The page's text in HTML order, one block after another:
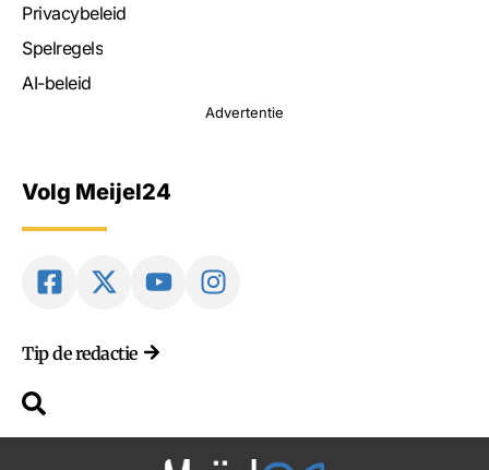
Privacybeleid
Spelregels
AI-beleid
Advertentie
Volg Meijel24
Tip de redactie